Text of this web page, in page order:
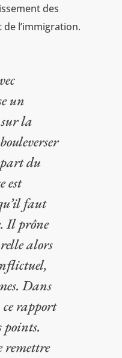
des
l’immigration.
un
la
du
est
faut
Il prône
alors
Dans
rapport
remettre